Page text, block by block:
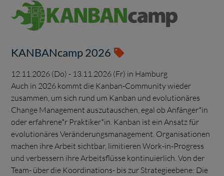
KANBANcamp 2026
12.11.2026 (Do) - 13.11.2026 (Fr) in Hamburg
Auch in 2026 kommt die Kanban-Community wieder
zusammen, um sich rund um Kanban und evolutionäres
Change Management auszutauschen, egal ob Anfänger*in
oder erfahrene*r Praktiker*in. Kanban ist ein Ansatz für
evolutionäres Veränderungsmanagement. Organisationen
machen ihre Arbeit sichtbar, limitieren Work-in-Progress
und verbessern ihre Arbeitsflüsse kontinuierlich. Von der
Team- über die Koordinations- bis zur Strategieebene: Die